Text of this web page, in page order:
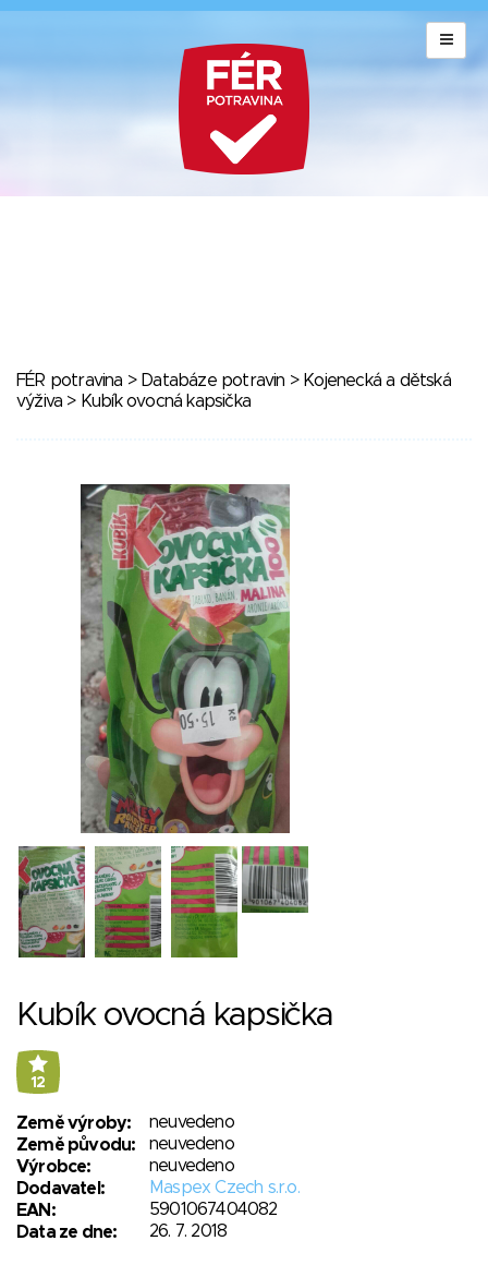
FÉR potravina > Databáze potravin > Kojenecká a dětská
výživa > Kubík ovocná kapsička
Kubík ovocná kapsička
12
Země výroby:
neuvedeno
Země původu:
neuvedeno
Výrobce:
neuvedeno
Dodavatel:
Maspex Czech s.r.o.
EAN:
5901067404082
Data ze dne:
26. 7. 2018